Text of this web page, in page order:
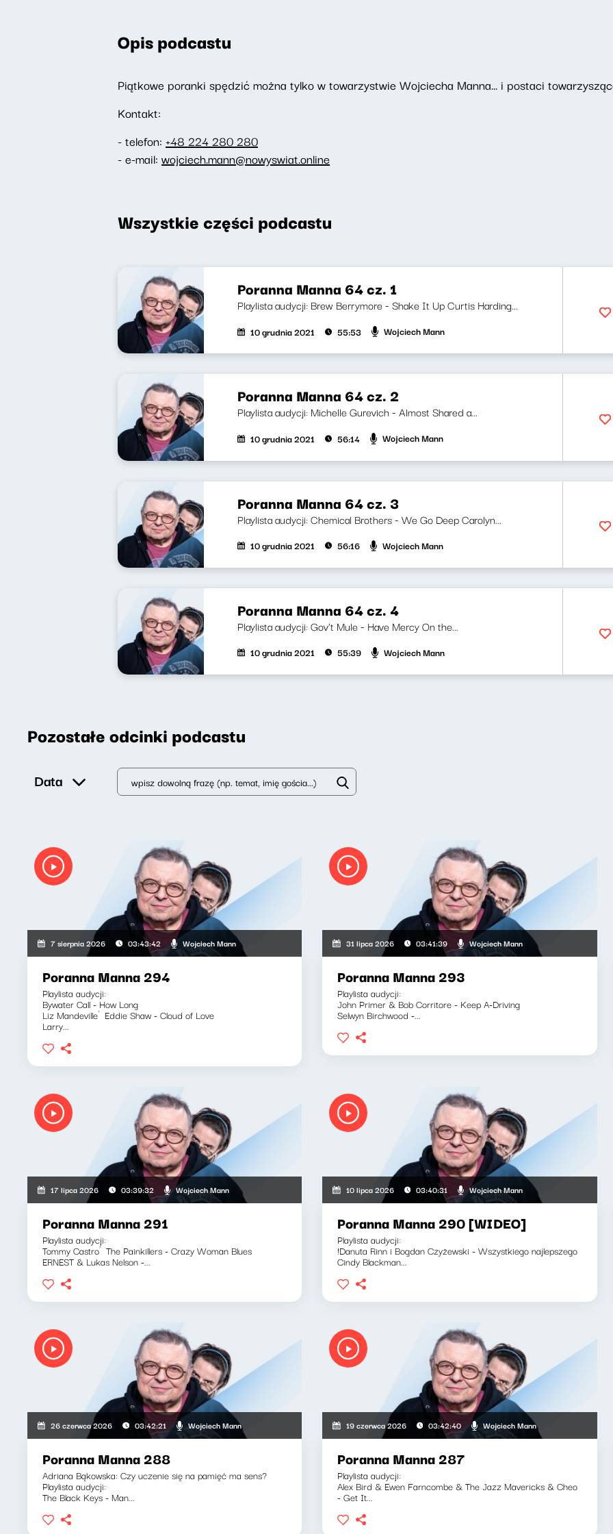
Opis podcastu
Piątkowe poranki spędzić można tylko w towarzystwie Wojciecha Manna... i postaci
Kontakt:
- telefon: +48 224 280 280
- e-mail: wojciech.mann@nowyswiat.online
Wszystkie części podcastu
Poranna Manna 64 cz. 1
Playlista audycji: Brew Berrymore - Shake It Up Curtis Harding...
10 grudnia 2021 55:53 Wojciech Mann
Poranna Manna 64 cz. 2
Playlista audycji: Michelle Gurevich - Almost Shared a...
10 grudnia 2021 56:14 Wojciech Mann
Poranna Manna 64 cz. 3
Playlista audycji: Chemical Brothers - We Go Deep Carolyn...
10 grudnia 2021 56:16 Wojciech Mann
Poranna Manna 64 cz. 4
Playlista audycji: Gov't Mule - Have Mercy On the...
10 grudnia 2021 55:39 Wojciech Mann
Pozostałe odcinki podcastu
Data
7 sierpnia 2026 03:43:42 Wojciech Mann
Poranna Manna 294
Playlista audycji:
Bywater Call - How Long
Liz Mandeville`Eddie Shaw - Cloud of Love
Larry...
31 lipca 2026 03:41:39 Wojciech Mann
Poranna Manna 293
Playlista audycji:
John Primer & Bob Corritore - Keep A-Driving
Selwyn Birchwood -...
17 lipca 2026 03:39:32 Wojciech Mann
Poranna Manna 291
Playlista audycji:
Tommy Castro`The Painkillers - Crazy Woman Blues
ERNEST & Lukas Nelson -...
10 lipca 2026 03:40:31 Wojciech Mann
Poranna Manna 290 [WIDEO]
Playlista audycji:
!Danuta Rinn i Bogdan Czyżewski - Wszystkiego najlepszego
Cindy Blackman...
26 czerwca 2026 03:42:21 Wojciech Mann
Poranna Manna 288
Adriana Bąkowska: Czy uczenie się na pamięć ma sens?
Playlista audycji:
The Black Keys - Man...
19 czerwca 2026 03:42:40 Wojciech Mann
Poranna Manna 287
Playlista audycji:
Alex Bird & Ewen Farncombe & The Jazz Mavericks & Cheo
- Get It...